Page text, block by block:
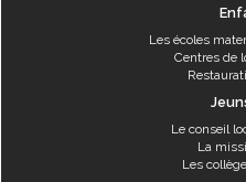
Les écoles
Centres de
Le conseil
La
Les